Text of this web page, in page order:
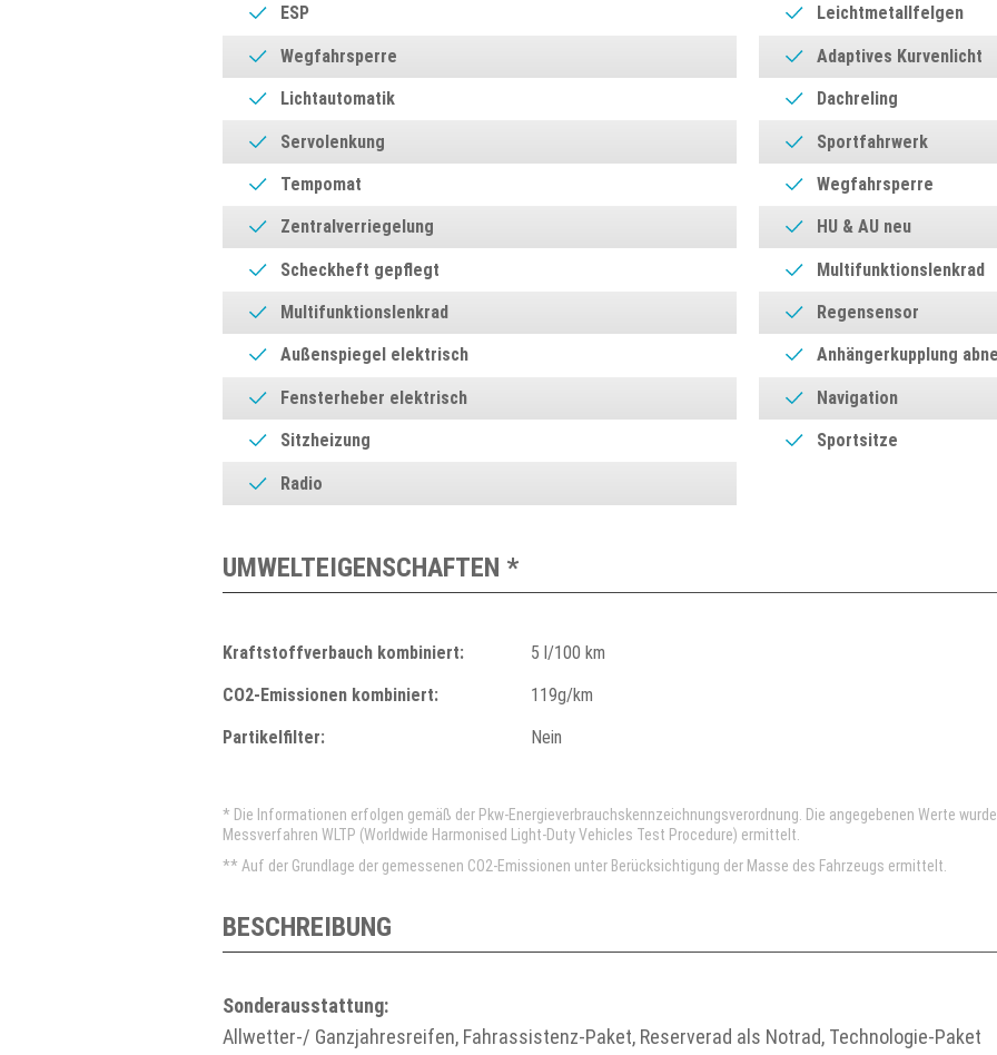
ESP Leichtmetallfelgen
Wegfahrsperre Adaptives Kurvenlicht
Lichtautomatik Dachreling
Servolenkung Sportfahrwerk
Tempomat Wegfahrsperre
Zentralverriegelung HU & AU neu
Scheckheft gepflegt Multifunktionslenkrad
Multifunktionslenkrad Regensensor
Außenspiegel elektrisch Anhängerkupplung
Fensterheber elektrisch Navigation
Sitzheizung Sportsitze
Radio
UMWELTEIGENSCHAFTEN *
Kraftstoffverbauch kombiniert: 5 l/100 km
CO2-Emissionen kombiniert: 119g/km
Partikelfilter: Nein
* Die Informationen erfolgen gemäß der Pkw-Energieverbrauchskennzeichnungsverordnung. Die angegebenen Werte
Messverfahren WLTP (Worldwide Harmonised Light-Duty Vehicles Test Procedure) ermittelt.
** Auf der Grundlage der gemessenen CO2-Emissionen unter Berücksichtigung der Masse des Fahrzeugs ermittelt.
BESCHREIBUNG
Sonderausstattung:
Allwetter-/ Ganzjahresreifen, Fahrassistenz-Paket, Reserverad als Notrad, Technologie-Paket